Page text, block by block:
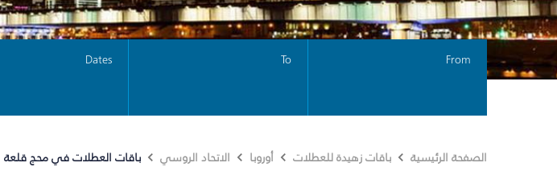
From
To
Dates
الصفحة الرئيسية باقات زهيدة للعطلات أوروبا الاتحاد الروسي باقات العطلات في محج قلعة